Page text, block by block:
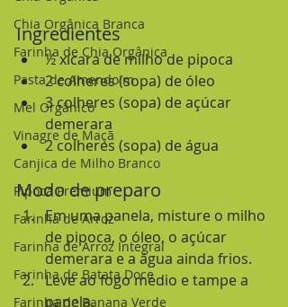
Chia Orgânica Branca
Farinha de Chia Orgânica
Pasta de Amendoim
Mel Orgânico
Vinagre de Maçã
Canjica de Milho Branco
Pipoca Premium
Farinha de Arroz
Farinha de Arroz Integral
Farinha de Batata Doce
Farinha de Banana Verde
Ingredientes
½ xícara de milho de pipoca
2 colheres (sopa) de óleo
3 colheres (sopa) de açúcar
demerara
2 colheres (sopa) de água
Modo de preparo
Em uma panela, misture o milho
de pipoca, o óleo, o açúcar
demerara e a água ainda frios.
Leve ao fogo médio e tampe a
panela.